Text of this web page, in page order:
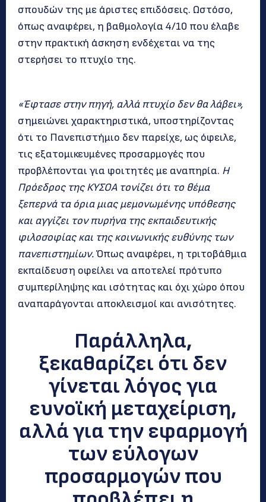
σπουδών της με άριστες επιδόσεις. Ωστόσο,
όπως αναφέρει, η βαθμολογία 4/10 που έλαβε
στην πρακτική άσκηση ενδέχεται να της
στερήσει το πτυχίο της.
«Έφτασε στην πηγή, αλλά πτυχίο δεν θα λάβει»,
σημειώνει χαρακτηριστικά, υποστηρίζοντας
ότι το Πανεπιστήμιο δεν παρείχε, ως όφειλε,
τις εξατομικευμένες προσαρμογές που
προβλέπονται για φοιτητές με αναπηρία. Η
Πρόεδρος της ΚΥΣΟΑ τονίζει ότι το θέμα
ξεπερνά τα όρια μιας μεμονωμένης υπόθεσης
και αγγίζει τον πυρήνα της εκπαιδευτικής
φιλοσοφίας και της κοινωνικής ευθύνης των
πανεπιστημίων.Όπως αναφέρει, η τριτοβάθμια
εκπαίδευση οφείλει να αποτελεί πρότυπο
συμπερίληψης και ισότητας και όχι χώρο όπου
αναπαράγονται αποκλεισμοί και ανισότητες.
Παράλληλα,
ξεκαθαρίζει ότι δεν
γίνεται λόγος για
ευνοϊκή μεταχείριση,
αλλά για την εφαρμογή
των εύλογων
προσαρμογών που